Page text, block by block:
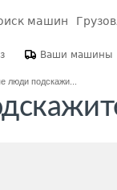
машин
Ваши машины
люди подскажи...